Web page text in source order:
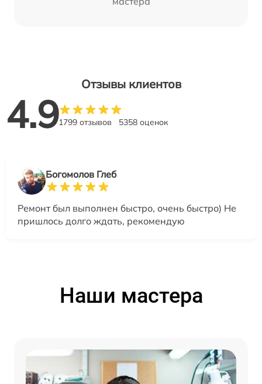
Отзывы клиентов
4.91799 отзывов 5358 оценок
Богомолов Глеб
Ремонт был выполнен быстро, очень быстро) Не
пришлось долго ждать, рекомендую
Наши мастера